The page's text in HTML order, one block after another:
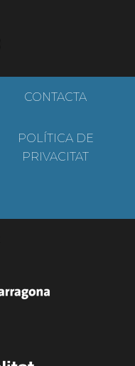
CONTACTA
POLÍTICA DE
PRIVACITAT